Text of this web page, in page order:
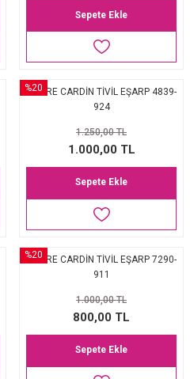
Sepete Ekle
%20
PİERRE CARDİN TİVİL EŞARP 4839-
924
1.250,00 TL
1.000,00 TL
Sepete Ekle
%20
PİERRE CARDİN TİVİL EŞARP 7290-
911
1.000,00 TL
800,00 TL
Sepete Ekle